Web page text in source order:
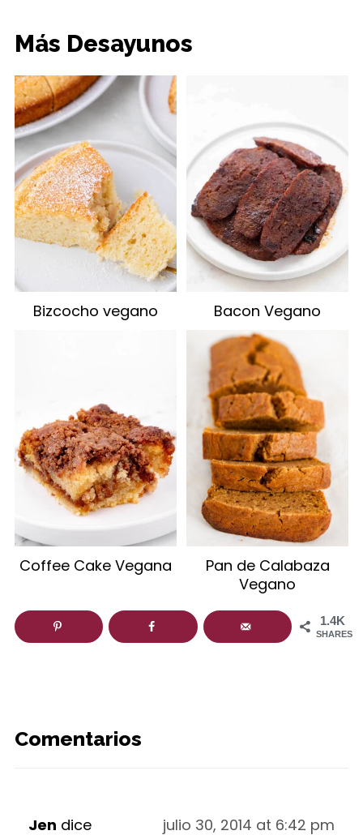
Más Desayunos
Bizcocho vegano Bacon Vegano
Coffee Cake Vegana
Pan de Calabaza
Vegano
1.4K
SHARES
Comentarios
Jen dice julio 30, 2014 at 6:42 pm